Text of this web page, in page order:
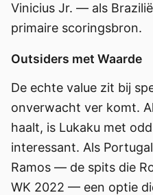
Vinicius Jr. — als
primaire scoringsbron.
Outsiders met Waarde
De echte value zit bij
onverwacht ver komt.
haalt, is Lukaku met
interessant. Als
Ramos — de spits die
WK 2022 — een optie